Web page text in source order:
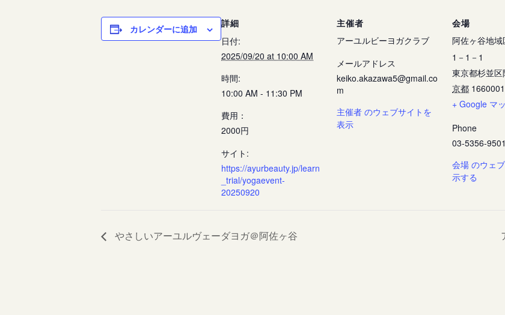
カレンダーに追加
詳細
日付:
2025/09/20 at 10:00 AM
時間:
10:00 AM - 11:30 PM
費用：
2000円
サイト:
https://ayurbeauty.jp/learn
_trial/yogaevent-
20250920
主催者
アーユルビーヨガクラブ
メールアドレス
keiko.akazawa5@gmail.co
m
主催者 のウェブサイトを
表示
会場
阿佐ヶ谷地
1－1－1
東京都杉並
京都 1660001
+ Google マ
Phone
03-5356-9501
会場 のウェ
示する
やさしいアーユルヴェーダヨガ＠阿佐ヶ谷